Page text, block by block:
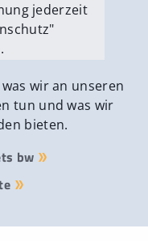
jederzeit
wir an unseren
tun und was wir
bieten.
bw